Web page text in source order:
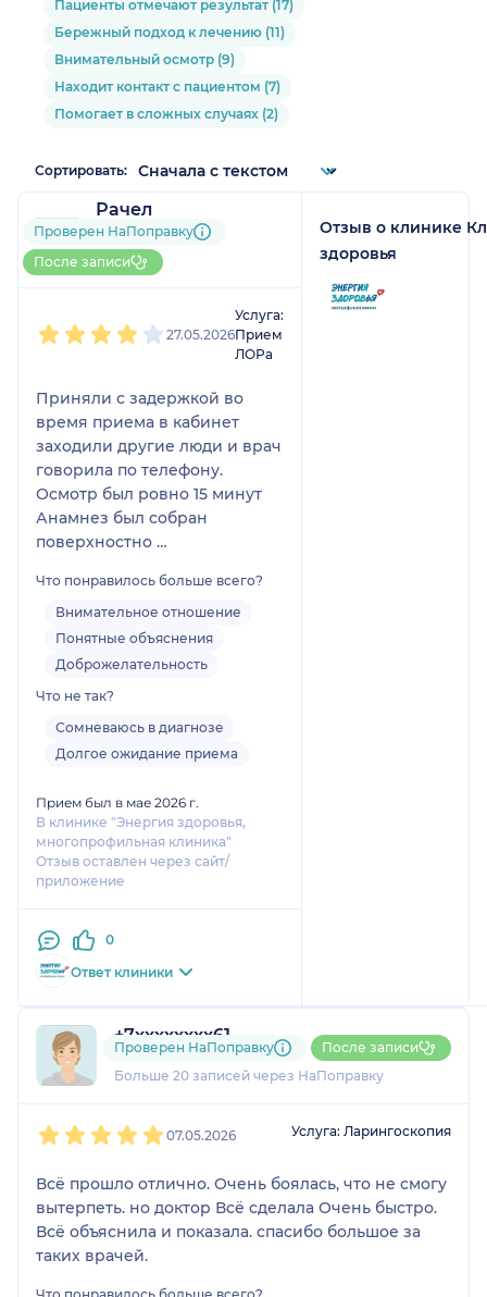
Пациенты отмечают результат (17)
Бережный подход к лечению (11)
Внимательный осмотр (9)
Находит контакт с пациентом (7)
Помогает в сложных случаях (2)
Сортировать:
Рачел
6 отзывови1 оценка
Больше 10 записей через
НаПоправку
Проверен НаПоправку
После записи
27.05.2026
Услуга:
Прием
ЛОРа
Приняли с задержкой во
время приема в кабинет
заходили другие люди и врач
говорила по телефону.
Осмотр был ровно 15 минут
Анамнез был собран
поверхностно
чтоб не ждать талончик в гос
но в целом отличий от гос
поликлиники нет в этом
частном центре.
Что понравилось больше всего?
Внимательное отношение
Понятные объяснения
Доброжелательность
Что не так?
Сомневаюсь в диагнозе
Долгое ожидание приема
Прием был в мае 2026 г.
В клинике "Энергия здоровья,
многопрофильная клиника"
Отзыв оставлен через сайт/
приложение
0
Ответ клиники
Отзыв о клинике
здоровья
+7xxxxxxxx61
6 отзывов и4 оценки
Больше 20 записей через НаПоправку
Проверен НаПоправку После записи
07.05.2026 Услуга: Ларингоскопия
Всё прошло отлично. Очень боялась, что не смогу
вытерпеть. но доктор Всё сделала Очень быстро.
Всё объяснила и показала. спасибо большое за
таких врачей.